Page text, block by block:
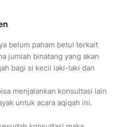
belum paham betul terkait
jumlah binatang yang akan
bagi si kecil laki-laki dan
menjalankan konsultasi lain
untuk acara aqiqah ini.